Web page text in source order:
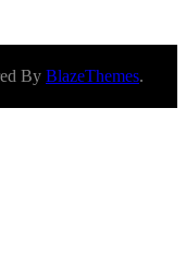
By BlazeThemes.